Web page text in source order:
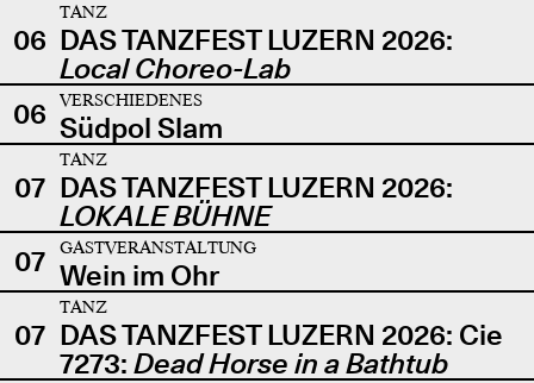
06
TANZ
DAS TANZFEST LUZERN 2026:
Local Choreo-Lab
06
VERSCHIEDENES
Südpol Slam
07
TANZ
DAS TANZFEST LUZERN 2026:
LOKALE BÜHNE
07
GASTVERANSTALTUNG
Wein im Ohr
07
TANZ
DAS TANZFEST LUZERN 2026: Cie
7273: Dead Horse in a Bathtub